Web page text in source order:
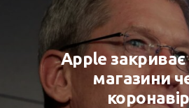
Apple закриває
магазини